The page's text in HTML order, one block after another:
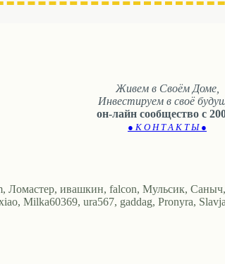
Живем в Своём Доме,
Инвестируем в своё
он-лайн сообщество с
● К О Н Т А К Т Ы ●
Ломастер, ивашкин, falcon, Мульсик,
Milka60369, ura567, gaddag, Pronyra,